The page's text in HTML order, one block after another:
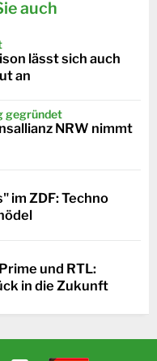
auch
lässt sich auch
an
gegründet
NRW nimmt
im ZDF: Techno
und RTL:
in die Zukunft